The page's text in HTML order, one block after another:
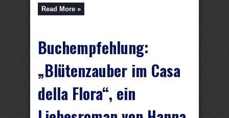
Read More »
Buchempfehlung:
„Blütenzauber im Casa
della Flora“, ein